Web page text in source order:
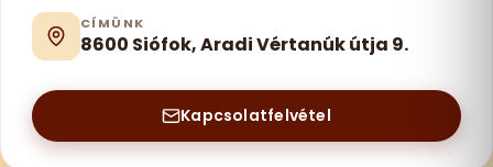
CÍMÜNK
8600 Siófok, Aradi Vértanúk útja 9.
Kapcsolatfelvétel